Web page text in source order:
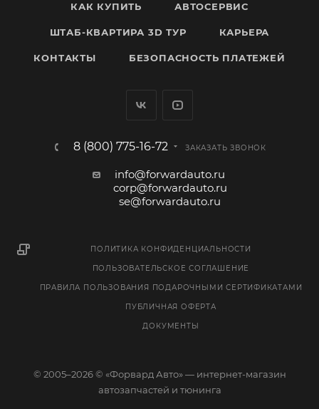
КАК КУПИТЬ АВТОСЕРВИС
ШТАБ-КВАРТИРА 3D ТУР КАРЬЕРА
КОНТАКТЫ БЕЗОПАСНОСТЬ ПЛАТЕЖЕЙ
8 (800) 775-16-72 ЗАКАЗАТЬ ЗВОНОК
info@forwardauto.ru
corp@forwardauto.ru
se@forwardauto.ru
ПОЛИТИКА КОНФИДЕНЦИАЛЬНОСТИ
ПОЛЬЗОВАТЕЛЬСКОЕ СОГЛАШЕНИЕ
ПРАВИЛА ПОЛЬЗОВАНИЯ ПОДАРОЧНЫМИ СЕРТИФИКАТАМИ
ПУБЛИЧНАЯ ОФЕРТА
ДОКУМЕНТЫ
© 2005–2026 © «Форвард Авто» — интернет-магазин
автозапчастей и тюнинга